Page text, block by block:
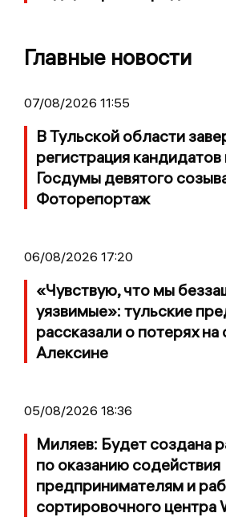
Главные новости
07/08/2026 11:55
В Тульской области
регистрация кандидатов
Госдумы девятого
Фоторепортаж
06/08/2026 17:20
«Чувствую, что мы
уязвимые»: тульские
рассказали о потерях на
Алексине
05/08/2026 18:36
Миляев: Будет создана
по оказанию содействия
предпринимателям и
сортировочного центра